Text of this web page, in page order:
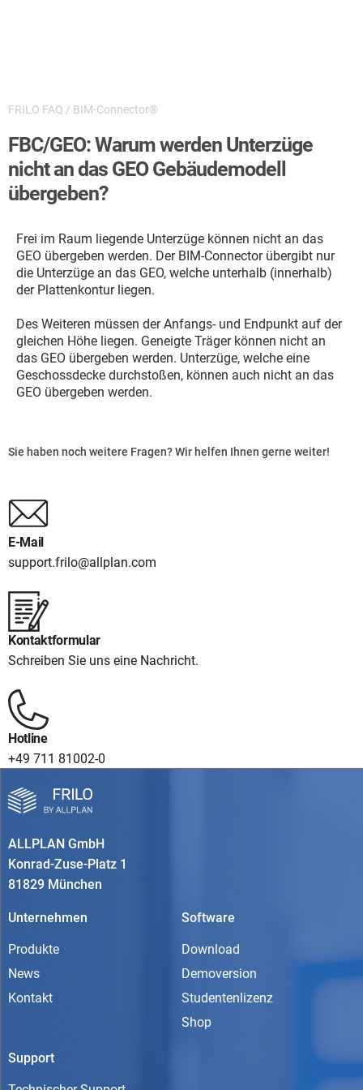
FRILO FAQ / BIM-Connector®
FBC/GEO: Warum werden Unterzüge
nicht an das GEO Gebäudemodell
übergeben?
Frei im Raum liegende Unterzüge können nicht an das
GEO übergeben werden. Der BIM-Connector übergibt nur
die Unterzüge an das GEO, welche unterhalb (innerhalb)
der Plattenkontur liegen.
Des Weiteren müssen der Anfangs- und Endpunkt auf der
gleichen Höhe liegen. Geneigte Träger können nicht an
das GEO übergeben werden. Unterzüge, welche eine
Geschossdecke durchstoßen, können auch nicht an das
GEO übergeben werden.
Sie haben noch weitere Fragen? Wir helfen Ihnen gerne weiter!
E-Mail
support.frilo@allplan.com
Kontaktformular
Schreiben Sie uns eine Nachricht.
Hotline
+49 711 81002-0
ALLPLAN GmbH
Konrad-Zuse-Platz 1
81829 München
Unternehmen
Produkte
News
Kontakt
Software
Download
Demoversion
Studentenlizenz
Shop
Support